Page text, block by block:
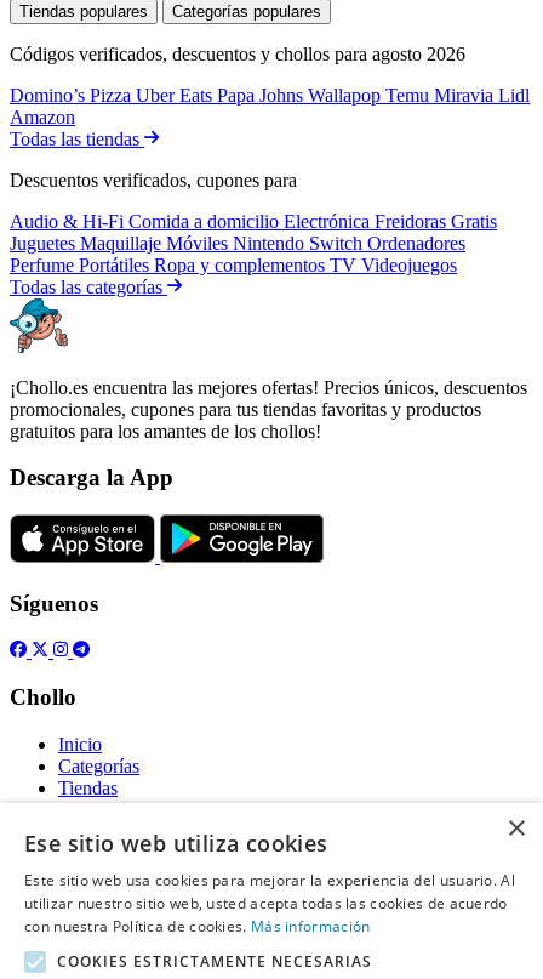
Tiendas populares Categorías populares
Códigos verificados, descuentos y chollos para agosto 2026
Domino’s Pizza Uber Eats Papa Johns Wallapop Temu Miravia Lidl
Amazon
Todas las tiendas
Descuentos verificados, cupones para
Audio & Hi-Fi Comida a domicilio Electrónica Freidoras Gratis
Juguetes Maquillaje Móviles Nintendo Switch Ordenadores
Perfume Portátiles Ropa y complementos TV Videojuegos
Todas las categorías
¡Chollo.es encuentra las mejores ofertas! Precios únicos, descuentos
promocionales, cupones para tus tiendas favoritas y productos
gratuitos para los amantes de los chollos!
Descarga la App
Síguenos
Chollo
Inicio
Categorías
Tiendas
Gratis
Acerca de
Sobre nosotros
Contacto
×
Ese sitio web utiliza cookies
Este sitio web usa cookies para mejorar la experiencia del usuario. Al
utilizar nuestro sitio web, usted acepta todas las cookies de acuerdo
con nuestra Política de cookies. Más información
COOKIES ESTRICTAMENTE NECESARIAS